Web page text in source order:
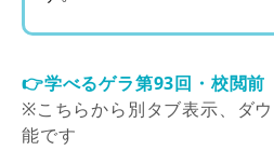
👉学べるゲラ第93回・校閲前
※こちらから別タブ表示、ダ
能です